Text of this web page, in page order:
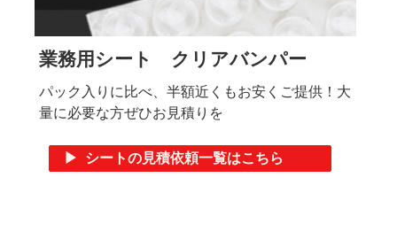
業務用シート クリアバンパー
パック入りに比べ、半額近くもお安くご提供！大
量に必要な方ぜひお見積りを
▶ シートの見積依頼一覧はこちら